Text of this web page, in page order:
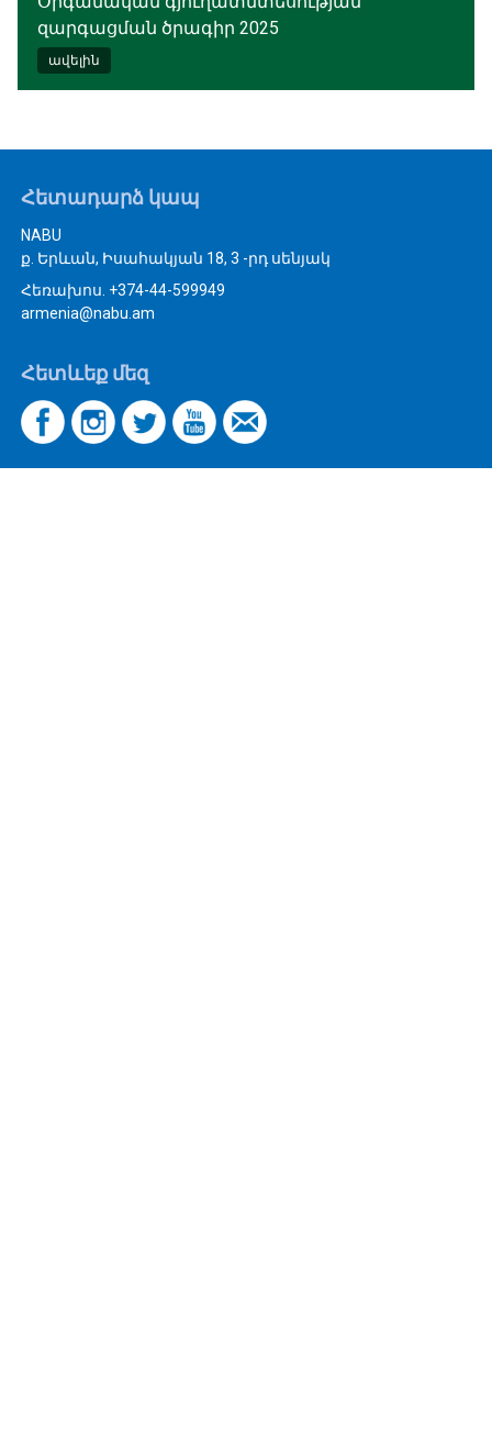
զարգացման ծրագիր 2025
ավելին
Հետադարձ կապ
NABU
ք. Երևան, Իսահակյան 18, 3 -րդ սենյակ
Հեռախոս. +374-44-599949
armenia@nabu.am
Հետևեք մեզ